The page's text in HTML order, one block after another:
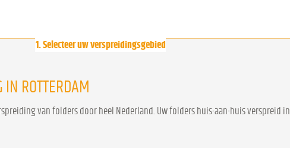
1. Selecteer uw verspreidingsgebied
IN ROTTERDAM
van folders door heel Nederland. Uw folders huis-aan-huis verspreid in